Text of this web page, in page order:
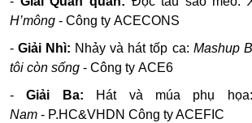
H’mông - Công ty ACECONS
-Giải Nhì: Nhảy và hát tốp ca: Mashup
tôi còn sống - Công ty ACE6
-Giải Ba: Hát và múa phụ
Nam - P.HC&VHDN Công ty ACEFIC